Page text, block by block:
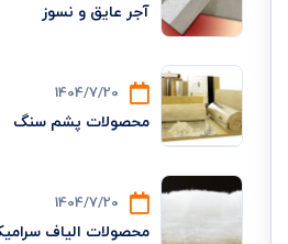
آجر عایق و نسوز
1404/7/20
محصولات پشم سنگ
1404/7/20
محصولات الیاف سرامیکی